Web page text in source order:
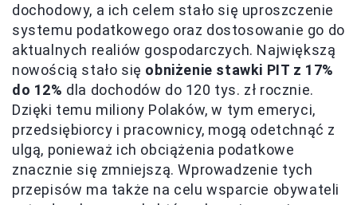
dochodowy, a ich celem stało się uproszczenie
systemu podatkowego oraz dostosowanie go do
aktualnych realiów gospodarczych. Największą
nowością stało się obniżenie stawki PIT z 17%
do 12% dla dochodów do 120 tys. zł rocznie.
Dzięki temu miliony Polaków, w tym emeryci,
przedsiębiorcy i pracownicy, mogą odetchnąć z
ulgą, ponieważ ich obciążenia podatkowe
znacznie się zmniejszą. Wprowadzenie tych
przepisów ma także na celu wsparcie obywateli